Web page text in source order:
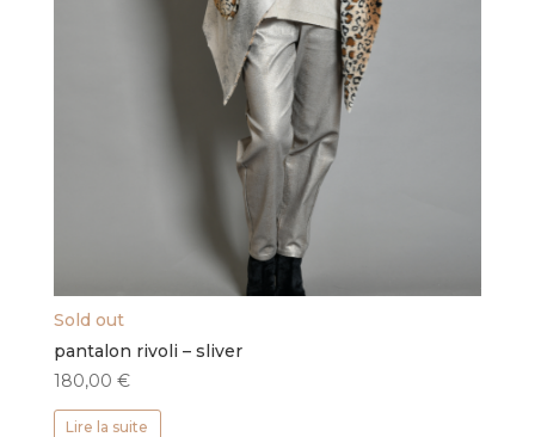
Sold out
pantalon rivoli – sliver
180,00 €
Lire la suite